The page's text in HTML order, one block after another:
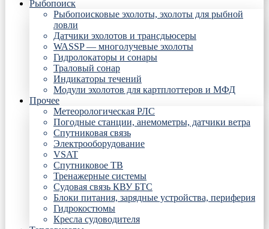
Рыбопоиск
Рыбопоисковые эхолоты, эхолоты для рыбной
ловли
Датчики эхолотов и трансдьюсеры
WASSP — многолучевые эхолоты
Гидролокаторы и сонары
Траловый сонар
Индикаторы течений
Модули эхолотов для картплоттеров и МФД
Прочее
Метеорологическая РЛС
Погодные станции, анемометры, датчики ветра
Спутниковая связь
Электрооборудование
VSAT
Спутниковое ТВ
Тренажерные системы
Судовая связь КВУ БТС
Блоки питания, зарядные устройства, периферия
Гидрокостюмы
Кресла судоводителя